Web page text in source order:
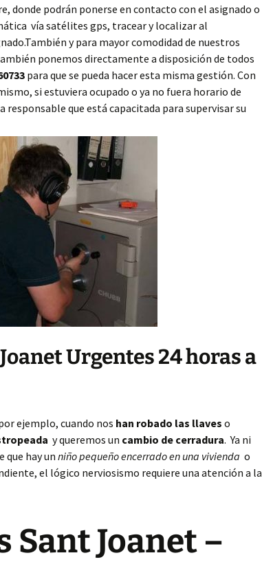
donde podrán ponerse en contacto con el asignado o
vía satélites gps, tracear y localizar al
y para mayor comodidad de nuestros
ponemos directamente a disposición de todos
para que se pueda hacer esta misma gestión. Con
si estuviera ocupado o ya no fuera horario de
que está capacitada para supervisar su
Urgentes 24 horas a
ejemplo, cuando nos han robado las llaves o
y queremos un cambio de cerradura. Ya ni
que hay un niño pequeño encerrado en una vivienda o
el lógico nerviosismo requiere una atención a la
Sant Joanet –